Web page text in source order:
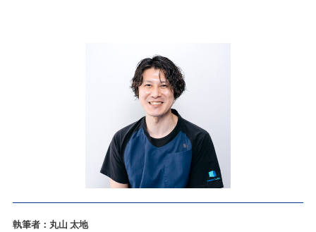
執筆者：丸山 太地